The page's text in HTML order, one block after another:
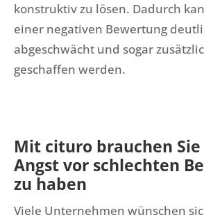
konstruktiv zu lösen. Dadurch
einer negativen Bewertung
abgeschwächt und sogar
geschaffen werden.
Mit cituro brauchen
Angst vor schlechten
zu haben
Viele Unternehmen wünschen